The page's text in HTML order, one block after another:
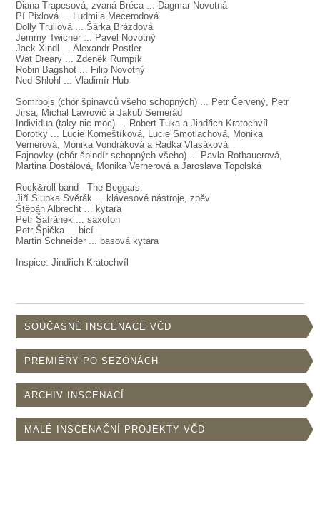
Diana Trapesová, zvaná Bréca ... Dagmar Novotná
Pí Pixlová ... Ludmila Mecerodová
Dolly Trullová ... Šárka Brázdová
Jemmy Twicher ... Pavel Novotný
Jack Xindl ... Alexandr Postler
Wat Dreary ... Zdeněk Rumpík
Robin Bagshot ... Filip Novotný
Ned Shlohl ... Vladimír Hub
Somrbojs (chór špinavců všeho schopných) ... Petr Červený, Petr
Jirsa, Michal Lavrovič a Jakub Semerád
Individua (taky nic moc) ... Robert Tuka a Jindřich Kratochvíl
Dorotky ... Lucie Komeštíková, Lucie Smotlachová, Monika
Vernerová, Monika Vondráková a Radka Vlasáková
Fajnovky (chór špindír schopných všeho) ... Pavla Rotbauerová,
Martina Dostálová, Monika Vernerová a Jaroslava Topolská
Rock&roll band - The Beggars:
Jiří Šlupka Svěrák ... klávesové nástroje, zpěv
Štěpán Albrecht ... kytara
Petr Šafránek ... saxofon
Petr Špička ... bicí
Martin Schneider ... basová kytara
Inspice: Jindřich Kratochvíl
SOUČASNÉ INSCENACE VČD
PREMIÉRY PO SEZÓNÁCH
ARCHIV INSCENACÍ
MALÉ INSCENAČNÍ PROJEKTY VČD